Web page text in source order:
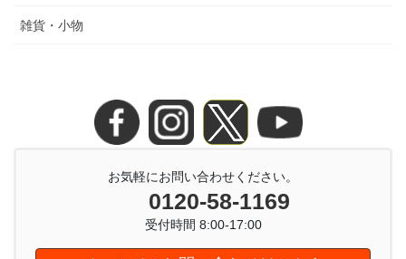
雑貨・小物
お気軽にお問い合わせください。
0120-58-1169
受付時間 8:00-17:00